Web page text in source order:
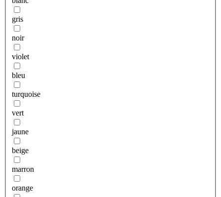
gris
noir
violet
bleu
turquoise
vert
jaune
beige
marron
orange